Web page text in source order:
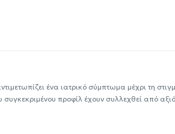
ένα ιατρικό σύμπτωμα μέχρι τη
προφίλ έχουν συλλεχθεί από